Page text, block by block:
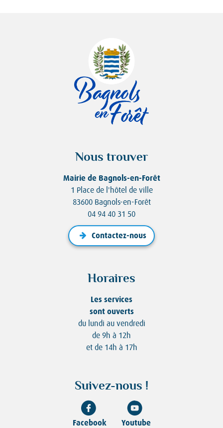
Nous trouver
Mairie de Bagnols-en-Forêt
1 Place de l'hôtel de ville
83600 Bagnols-en-Forêt
04 94 40 31 50
Contactez-nous
Horaires
Les services
sont ouverts
du lundi au vendredi
de 9h à 12h
et de 14h à 17h
Suivez-nous !
Facebook Youtube